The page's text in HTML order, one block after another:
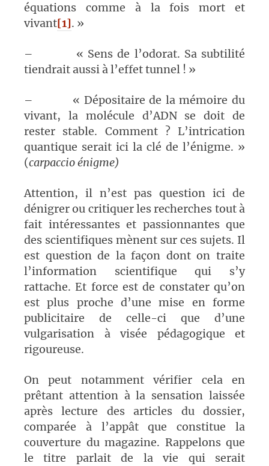
équations comme à la fois mort et
vivant[1]. »
– « Sens de l’odorat. Sa subtilité
tiendrait aussi à l’effet tunnel ! »
– « Dépositaire de la mémoire du
vivant, la molécule d’ADN se doit de
rester stable. Comment ? L’intrication
quantique serait ici la clé de l’énigme. »
(carpaccio énigme)
Attention, il n’est pas question ici de
dénigrer ou critiquer les recherches tout à
fait intéressantes et passionnantes que
des scientifiques mènent sur ces sujets. Il
est question de la façon dont on traite
l’information scientifique qui s’y
rattache. Et force est de constater qu’on
est plus proche d’une mise en forme
publicitaire de celle-ci que d’une
vulgarisation à visée pédagogique et
rigoureuse.
On peut notamment vérifier cela en
prêtant attention à la sensation laissée
après lecture des articles du dossier,
comparée à l’appât que constitue la
couverture du magazine. Rappelons que
le titre parlait de la vie qui serait